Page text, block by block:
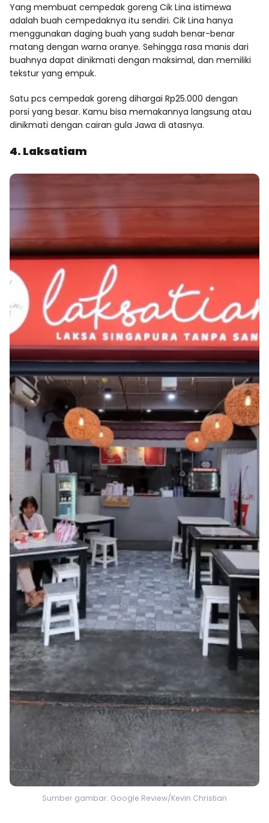
Yang membuat cempedak goreng Cik Lina istimewa
adalah buah cempedaknya itu sendiri. Cik Lina hanya
menggunakan daging buah yang sudah benar-benar
matang dengan warna oranye. Sehingga rasa manis dari
buahnya dapat dinikmati dengan maksimal, dan memiliki
tekstur yang empuk.
Satu pcs cempedak goreng dihargai Rp25.000 dengan
porsi yang besar. Kamu bisa memakannya langsung atau
dinikmati dengan cairan gula Jawa di atasnya.
4. Laksatiam
Sumber gambar: Google Review/Kevin Christian